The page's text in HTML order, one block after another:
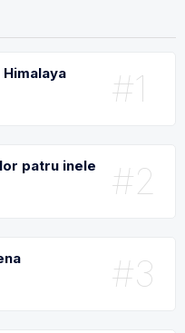
#1
#2
patru inele
#3